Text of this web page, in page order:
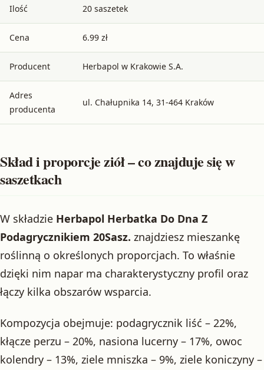
Ilość 20 saszetek
Cena 6.99 zł
Producent Herbapol w Krakowie S.A.
Adres
producenta
ul. Chałupnika 14, 31-464 Kraków
Skład i proporcje ziół – co znajduje się w
saszetkach
W składzie Herbapol Herbatka Do Dna Z
Podagrycznikiem 20Sasz. znajdziesz mieszankę
roślinną o określonych proporcjach. To właśnie
dzięki nim napar ma charakterystyczny profil oraz
łączy kilka obszarów wsparcia.
Kompozycja obejmuje: podagrycznik liść – 22%,
kłącze perzu – 20%, nasiona lucerny – 17%, owoc
kolendry – 13%, ziele mniszka – 9%, ziele koniczyny –